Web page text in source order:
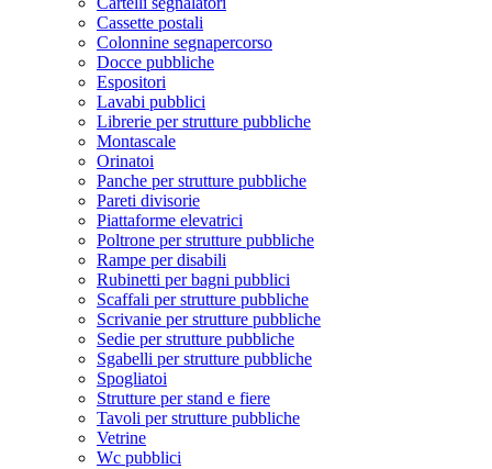
Cassette postali
Colonnine segnapercorso
Docce pubbliche
Espositori
Lavabi pubblici
Librerie per strutture pubbliche
Montascale
Orinatoi
Panche per strutture pubbliche
Pareti divisorie
Piattaforme elevatrici
Poltrone per strutture pubbliche
Rampe per disabili
Rubinetti per bagni pubblici
Scaffali per strutture pubbliche
Scrivanie per strutture pubbliche
Sedie per strutture pubbliche
Sgabelli per strutture pubbliche
Spogliatoi
Strutture per stand e fiere
Tavoli per strutture pubbliche
Vetrine
Wc pubblici